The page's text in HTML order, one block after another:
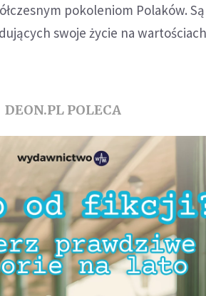
pokoleniom Polaków.
swoje życie na
DEON.PL POLECA